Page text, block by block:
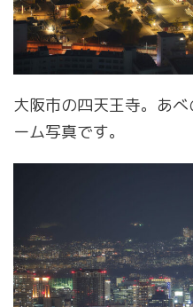
大阪市の四天王寺。あ
ーム写真です。